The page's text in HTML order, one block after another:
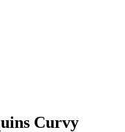
Curvy